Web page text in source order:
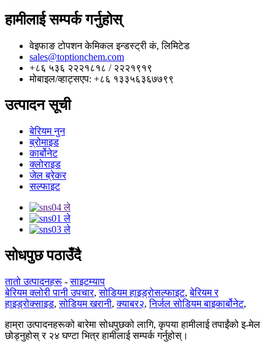
हामीलाई सम्पर्क गर्नुहोस्
वेइफाङ टोपशन केमिकल इन्डस्ट्री कं, लिमिटेड
sales@toptionchem.com
+८६ ५३६ २२२१८१८ / २२२१९१९
मोबाइल/व्हाट्सएप: +८६ १३३५६३६७७९९
उत्पादन सूची
बेरियम नुन
ब्रोमाइड
कार्बोनेट
क्लोराइड
जेल ब्रेकर
सल्फाइट
सोधपुछ पठाउँदै
तातो उत्पादनहरू -साइटम्याप
बेरियम क्लोरी पानी उपचार,सोडियम हाइड्रोसल्फाइट,बेरियम र
हाइड्रोक्साइड,सोडियम खरानी,क्याबर२,निर्जल सोडियम बाइकार्बोनेट,
हाम्रा उत्पादनहरूको बारेमा सोधपुछको लागि, कृपया हामीलाई तपाईंको इ-मेल
छोड्नुहोस् र २४ घण्टा भित्र हामीलाई सम्पर्क गर्नुहोस्।